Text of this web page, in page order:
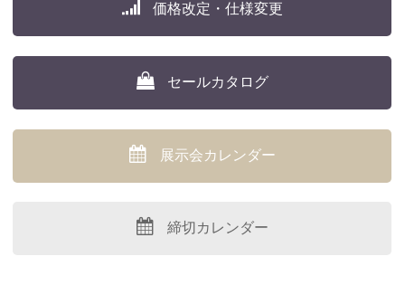
価格改定・仕様変更
セールカタログ
展示会カレンダー
締切カレンダー